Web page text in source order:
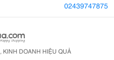
02439747875
KINH DOANH HIỆU QUẢ